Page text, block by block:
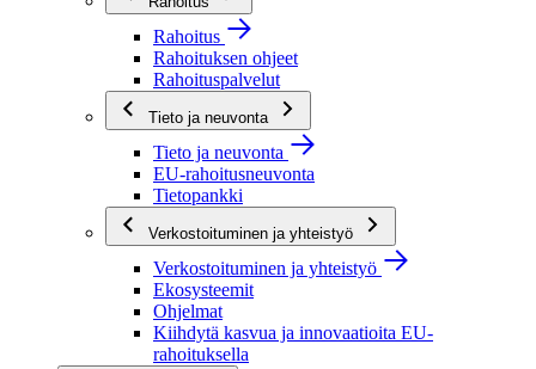
Rahoitus
Rahoituksen ohjeet
Rahoituspalvelut
Tieto ja neuvonta
Tieto ja neuvonta
EU-rahoitusneuvonta
Tietopankki
Verkostoituminen ja yhteistyö
Verkostoituminen ja yhteistyö
Ekosysteemit
Ohjelmat
Kiihdytä kasvua ja innovaatioita EU-
rahoituksella